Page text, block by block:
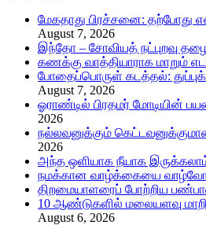
மேகதாது பிரச்சனை:
August 7, 2026
இந்தோ – சோவியத் நட்புறவு
கணக்கு வாத்தியாராக மாறும்
போதைப்பொருள் கடத்தல்:
August 7, 2026
ஓராண்டில் பிரதமர் மோடியின்
2026
நல்லவனுக்கும்
2026
அந்த ஒளியாக நீயாக
நமக்கான வாழ்க்கையை
திறமையாளரைப் போற்றிய
10 ஆண்டுகளில் மலையளவு
August 6, 2026